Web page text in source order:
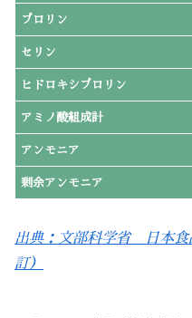
プロリン
セリン
ヒドロキシプロリン
アミノ酸組成計
アンモニア
剰余アンモニア
出典：文部科学省 日本食
訂）